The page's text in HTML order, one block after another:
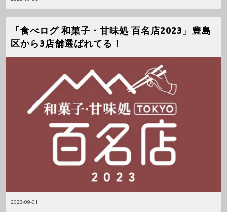
2023-09-01
「食べログ 和菓子・甘味処 百名店2023」豊島
区から3店舗選ばれてる！